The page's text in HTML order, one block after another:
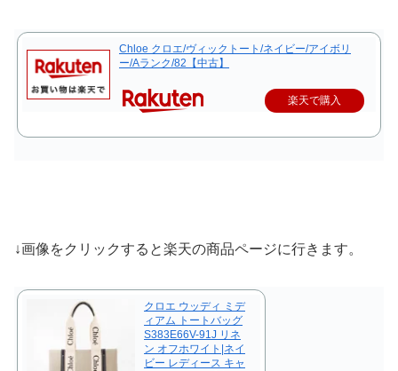
Chloe クロエ/ヴィックトート/ネイビー/アイボリ
ー/Aランク/82【中古】
楽天で購入
↓画像をクリックすると楽天の商品ページに行きます。
クロエ ウッディ ミデ
ィアム トートバッグ
S383E66V-91J リネ
ン オフホワイト|ネイ
ビー レディース キャ